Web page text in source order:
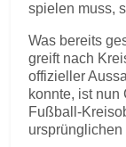
spielen muss,
Was bereits
greift nach
offizieller
konnte, ist
Fußball-